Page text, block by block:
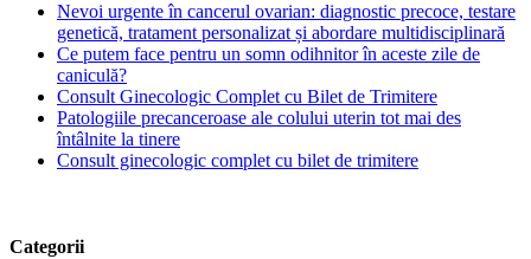
Nevoi urgente în cancerul ovarian: diagnostic precoce, testare
genetică, tratament personalizat și abordare multidisciplinară
Ce putem face pentru un somn odihnitor în aceste zile de
caniculă?
Consult Ginecologic Complet cu Bilet de Trimitere
Patologiile precanceroase ale colului uterin tot mai des
întâlnite la tinere
Consult ginecologic complet cu bilet de trimitere
Categorii